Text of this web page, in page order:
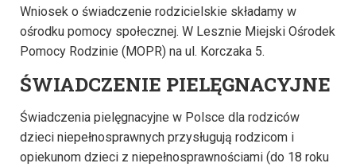
Wniosek o świadczenie rodzicielskie składamy w
ośrodku pomocy społecznej. W Lesznie Miejski Ośrodek
Pomocy Rodzinie (MOPR) na ul. Korczaka 5.
ŚWIADCZENIE PIELĘGNACYJNE
Świadczenia pielęgnacyjne w Polsce dla rodziców
dzieci niepełnosprawnych przysługują rodzicom i
opiekunom dzieci z niepełnosprawnościami (do 18 roku